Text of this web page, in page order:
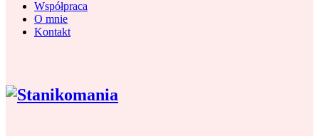
Współpraca
O mnie
Kontakt